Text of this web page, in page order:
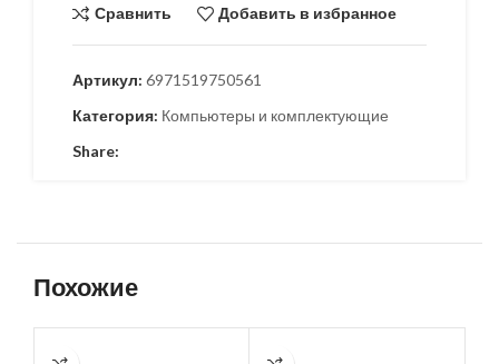
Сравнить Добавить в избранное
Артикул: 6971519750561
Категория: Компьютеры и комплектующие
Share:
Похожие